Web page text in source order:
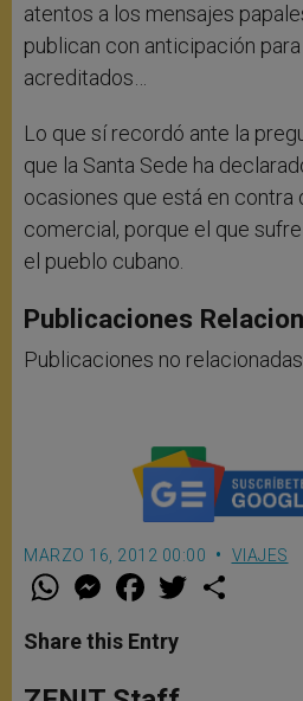
atentos a los mensajes
publican con anticipación
acreditados…
Lo que sí recordó ante la
que la Santa Sede ha
ocasiones que está en contra
comercial, porque el que
el pueblo cubano.
Publicaciones
Publicaciones no
MARZO 16, 2012 00:00 VIAJES
W
t
s
p
M
e
s
e
g
F
a
e
b
o
w
Share this Entry